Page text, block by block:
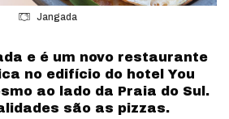
Jangada
e é um novo restaurante
no edifício do hotel You
ao lado da Praia do Sul.
são as pizzas.